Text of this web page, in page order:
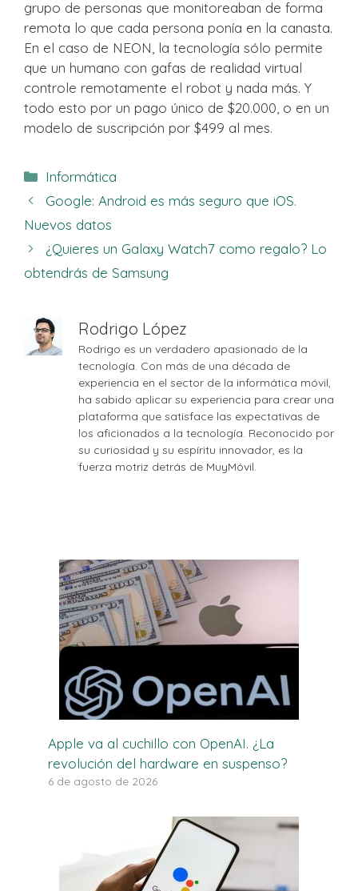
grupo de personas que monitoreaban de forma
remota lo que cada persona ponía en la canasta.
En el caso de NEON, la tecnología sólo permite
que un humano con gafas de realidad virtual
controle remotamente el robot y nada más. Y
todo esto por un pago único de $20.000, o en un
modelo de suscripción por $499 al mes.
Categorías
Informática
Google: Android es más seguro que iOS.
Nuevos datos
¿Quieres un Galaxy Watch7 como regalo? Lo
obtendrás de Samsung
Rodrigo López
Rodrigo es un verdadero apasionado de la
tecnología. Con más de una década de
experiencia en el sector de la informática móvil,
ha sabido aplicar su experiencia para crear una
plataforma que satisface las expectativas de
los aficionados a la tecnología. Reconocido por
su curiosidad y su espíritu innovador, es la
fuerza motriz detrás de MuyMóvil.
Apple va al cuchillo con OpenAI. ¿La
revolución del hardware en suspenso?
6 de agosto de 2026